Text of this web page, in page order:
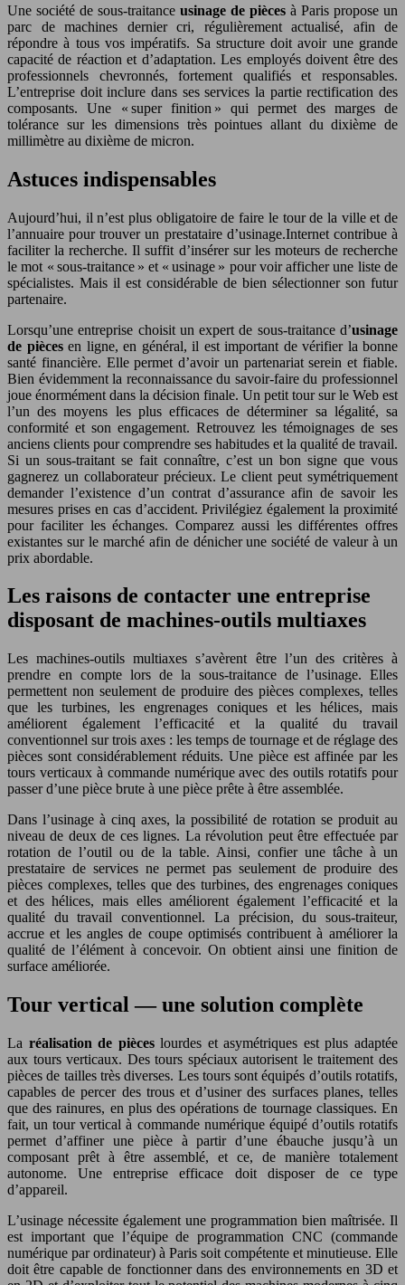
Une société de sous-traitance usinage de pièces à Paris propose un
parc de machines dernier cri, régulièrement actualisé, afin de
répondre à tous vos impératifs. Sa structure doit avoir une grande
capacité de réaction et d’adaptation. Les employés doivent être des
professionnels chevronnés, fortement qualifiés et responsables.
L’entreprise doit inclure dans ses services la partie rectification des
composants. Une « super finition » qui permet des marges de
tolérance sur les dimensions très pointues allant du dixième de
millimètre au dixième de micron.
Astuces indispensables
Aujourd’hui, il n’est plus obligatoire de faire le tour de la ville et de
l’annuaire pour trouver un prestataire d’usinage.Internet contribue à
faciliter la recherche. Il suffit d’insérer sur les moteurs de recherche
le mot « sous-traitance » et « usinage » pour voir afficher une liste de
spécialistes. Mais il est considérable de bien sélectionner son futur
partenaire.
Lorsqu’une entreprise choisit un expert de sous-traitance d’usinage
de pièces en ligne, en général, il est important de vérifier la bonne
santé financière. Elle permet d’avoir un partenariat serein et fiable.
Bien évidemment la reconnaissance du savoir-faire du professionnel
joue énormément dans la décision finale. Un petit tour sur le Web est
l’un des moyens les plus efficaces de déterminer sa légalité, sa
conformité et son engagement. Retrouvez les témoignages de ses
anciens clients pour comprendre ses habitudes et la qualité de travail.
Si un sous-traitant se fait connaître, c’est un bon signe que vous
gagnerez un collaborateur précieux. Le client peut symétriquement
demander l’existence d’un contrat d’assurance afin de savoir les
mesures prises en cas d’accident. Privilégiez également la proximité
pour faciliter les échanges. Comparez aussi les différentes offres
existantes sur le marché afin de dénicher une société de valeur à un
prix abordable.
Les raisons de contacter une entreprise
disposant de machines-outils multiaxes
Les machines-outils multiaxes s’avèrent être l’un des critères à
prendre en compte lors de la sous-traitance de l’usinage. Elles
permettent non seulement de produire des pièces complexes, telles
que les turbines, les engrenages coniques et les hélices, mais
améliorent également l’efficacité et la qualité du travail
conventionnel sur trois axes : les temps de tournage et de réglage des
pièces sont considérablement réduits. Une pièce est affinée par les
tours verticaux à commande numérique avec des outils rotatifs pour
passer d’une pièce brute à une pièce prête à être assemblée.
Dans l’usinage à cinq axes, la possibilité de rotation se produit au
niveau de deux de ces lignes. La révolution peut être effectuée par
rotation de l’outil ou de la table. Ainsi, confier une tâche à un
prestataire de services ne permet pas seulement de produire des
pièces complexes, telles que des turbines, des engrenages coniques
et des hélices, mais elles améliorent également l’efficacité et la
qualité du travail conventionnel. La précision, du sous-traiteur,
accrue et les angles de coupe optimisés contribuent à améliorer la
qualité de l’élément à concevoir. On obtient ainsi une finition de
surface améliorée.
Tour vertical — une solution complète
La réalisation de pièceslourdes et asymétriques est plus adaptée
aux tours verticaux. Des tours spéciaux autorisent le traitement des
pièces de tailles très diverses. Les tours sont équipés d’outils rotatifs,
capables de percer des trous et d’usiner des surfaces planes, telles
que des rainures, en plus des opérations de tournage classiques. En
fait, un tour vertical à commande numérique équipé d’outils rotatifs
permet d’affiner une pièce à partir d’une ébauche jusqu’à un
composant prêt à être assemblé, et ce, de manière totalement
autonome. Une entreprise efficace doit disposer de ce type
d’appareil.
L’usinage nécessite également une programmation bien maîtrisée. Il
est important que l’équipe de programmation CNC (commande
numérique par ordinateur) à Paris soit compétente et minutieuse. Elle
doit être capable de fonctionner dans des environnements en 3D et